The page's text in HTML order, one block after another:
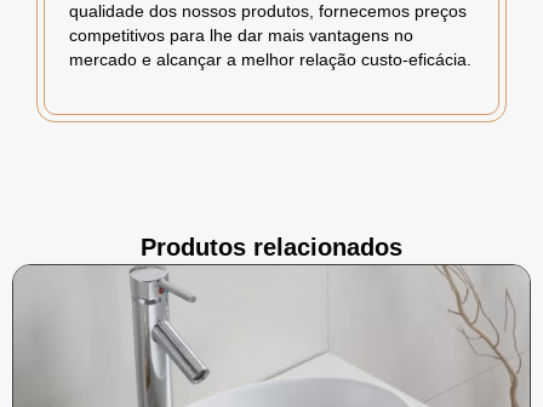
qualidade dos nossos produtos, fornecemos preços
competitivos para lhe dar mais vantagens no
mercado e alcançar a melhor relação custo-eficácia.
Produtos relacionados